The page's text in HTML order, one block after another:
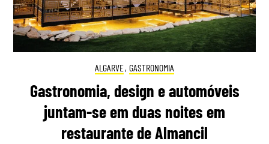
ALGARVE, GASTRONOMIA
Gastronomia, design e automóveis
juntam-se em duas noites em
restaurante de Almancil